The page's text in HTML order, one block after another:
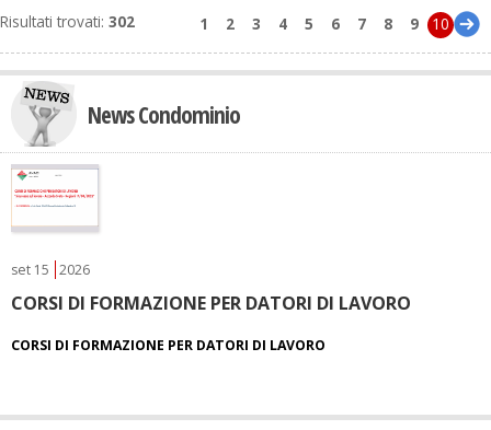
1 2 3 4 5 6 7 8 9 10
Risultati trovati: 302
News Condominio
set 15 2026
CORSI DI FORMAZIONE PER DATORI DI LAVORO
CORSI DI FORMAZIONE PER DATORI DI LAVORO